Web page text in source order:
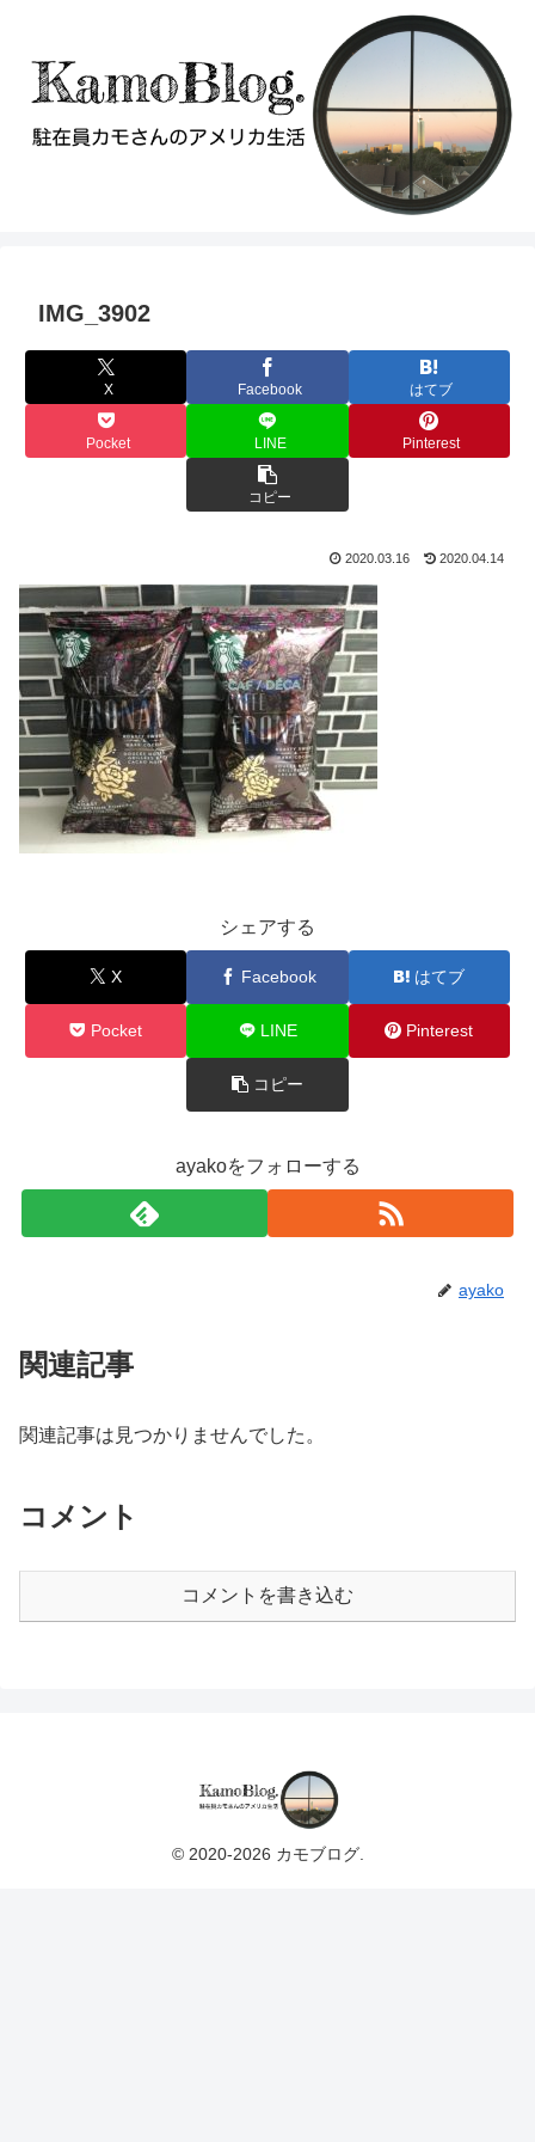
IMG_3902
X Facebook はてブ
Pocket LINE Pinterest
コピー
2020.03.16 2020.04.14
シェアする
X Facebook はてブ
Pocket LINE Pinterest
コピー
ayakoをフォローする
ayako
関連記事
関連記事は見つかりませんでした。
コメント
コメントを書き込む
© 2020-2026 カモブログ.